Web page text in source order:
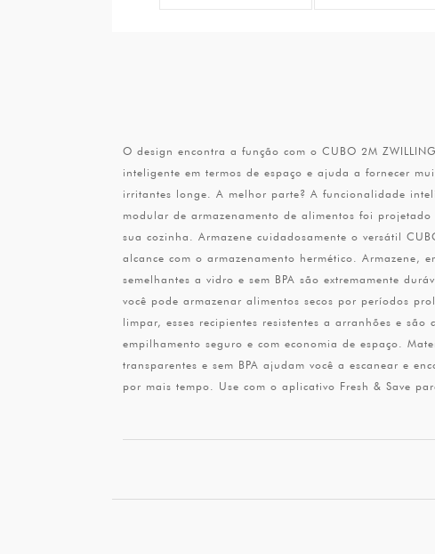
O design encontra a função com o CUBO 2M
inteligente em termos de espaço e ajuda a fornecer
irritantes longe. A melhor parte? A funcionalidade
modular de armazenamento de alimentos foi
sua cozinha. Armazene cuidadosamente o versátil
alcance com o armazenamento hermético. Armazene,
semelhantes a vidro e sem BPA são extremamente
você pode armazenar alimentos secos por períodos
limpar, esses recipientes resistentes a arranhões e
empilhamento seguro e com economia de espaço.
transparentes e sem BPA ajudam você a escanear e
por mais tempo. Use com o aplicativo Fresh & Save